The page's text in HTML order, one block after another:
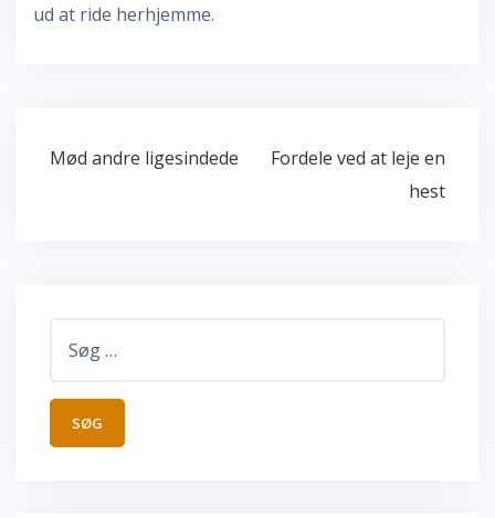
ud at ride herhjemme.
Indlægsnavigation
Mød andre ligesindede
Fordele ved at leje en
hest
efter: